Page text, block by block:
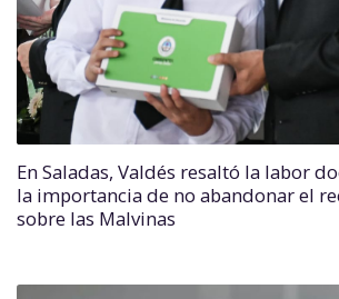
En Saladas, Valdés resaltó la labor
la importancia de no abandonar el
sobre las Malvinas